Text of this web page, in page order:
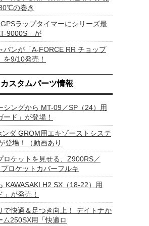
の巻き
ラップタイマーにシリーズ最
9000S」が
パンが「A-FORCE RR チョップ
を9/10発売！
カスタムパーツ情報
シングから MT-09／SP（24）用
ード」が登場！
ンダ GROM用エキゾーストシステ
登場！（動画あり
ロケットを見せる、Z900RS／
ロケットカバーフルキ
KAWASAKI H2 SX（18-22）用
」が発売！
で快適＆足つき向上！ デイトナか
ム250SX用「快適ロ